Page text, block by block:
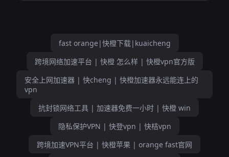
fast orange|快橙下载|kuaicheng
跨境网络加速平台 | 快橙 怎么样 | 快橙vpn官方版
安全上网加速器 | 快cheng | 快橙加速器永远能连上的
vpn
抗封锁网络工具 | 加速器免费一小时 | 快橙 win
隐私保护VPN | 快登vpn | 快桔vpn
跨境加速VPN平台 | 快橙苹果 | orange fast官网